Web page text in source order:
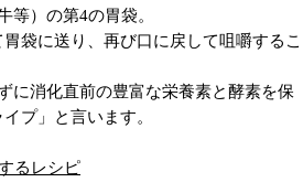
等）の第4の胃袋。
袋に送り、再び口に戻して咀嚼するこ
に消化直前の豊富な栄養素と酵素を保
プ」と言います。
るレシピ